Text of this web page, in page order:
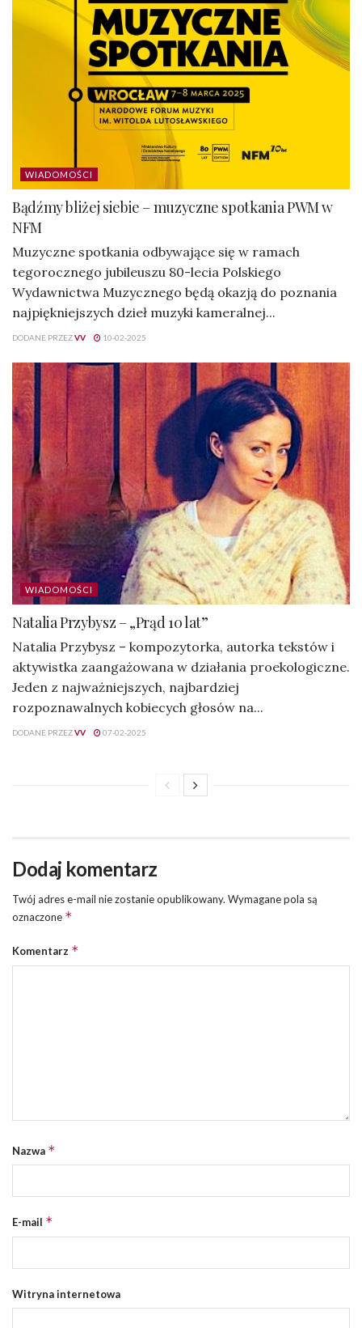
WIADOMOŚCI
Bądźmy bliżej siebie – muzyczne spotkania PWM w
NFM
Muzyczne spotkania odbywające się w ramach
tegorocznego jubileuszu 80-lecia Polskiego
Wydawnictwa Muzycznego będą okazją do poznania
najpiękniejszych dzieł muzyki kameralnej...
DODANE PRZEZVV 10-02-2025
WIADOMOŚCI
Natalia Przybysz – „Prąd 10 lat”
Natalia Przybysz – kompozytorka, autorka tekstów i
aktywistka zaangażowana w działania proekologiczne.
Jeden z najważniejszych, najbardziej
rozpoznawalnych kobiecych głosów na...
DODANE PRZEZVV 07-02-2025
Dodaj komentarz
Twój adres e-mail nie zostanie opublikowany. Wymagane pola są
oznaczone *
Komentarz *
Nazwa *
E-mail *
Witryna internetowa